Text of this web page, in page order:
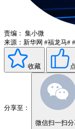
责编： 集小微
来源：新华网 #福龙马#
收藏
分享至：
微信扫一扫